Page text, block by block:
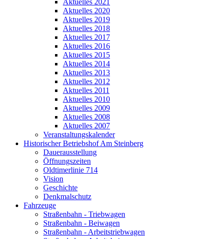
Aktuelles 2021
Aktuelles 2020
Aktuelles 2019
Aktuelles 2018
Aktuelles 2017
Aktuelles 2016
Aktuelles 2015
Aktuelles 2014
Aktuelles 2013
Aktuelles 2012
Aktuelles 2011
Aktuelles 2010
Aktuelles 2009
Aktuelles 2008
Aktuelles 2007
Veranstaltungskalender
Historischer Betriebshof Am Steinberg
Dauerausstellung
Öffnungszeiten
Oldtimerlinie 714
Vision
Geschichte
Denkmalschutz
Fahrzeuge
Straßenbahn - Triebwagen
Straßenbahn - Beiwagen
Straßenbahn - Arbeitstriebwagen